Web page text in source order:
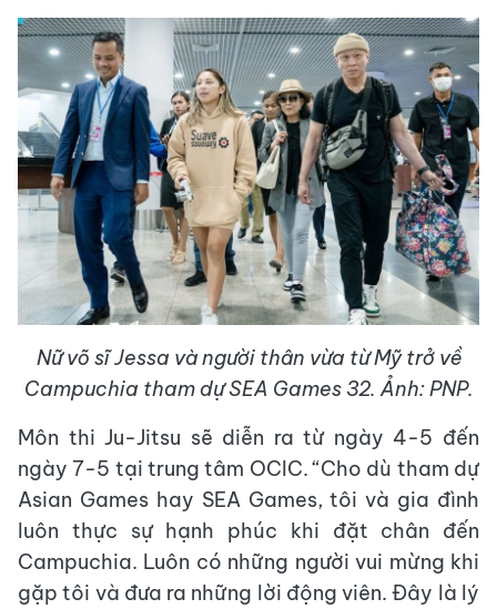
Nữ võ sĩ Jessa và người thân vừa từ Mỹ trở về
Campuchia tham dự SEA Games 32. Ảnh: PNP.
Môn thi Ju-Jitsu sẽ diễn ra từ ngày 4-5 đến
ngày 7-5 tại trung tâm OCIC. “Cho dù tham dự
Asian Games hay SEA Games, tôi và gia đình
luôn thực sự hạnh phúc khi đặt chân đến
Campuchia. Luôn có những người vui mừng khi
gặp tôi và đưa ra những lời động viên. Đây là lý